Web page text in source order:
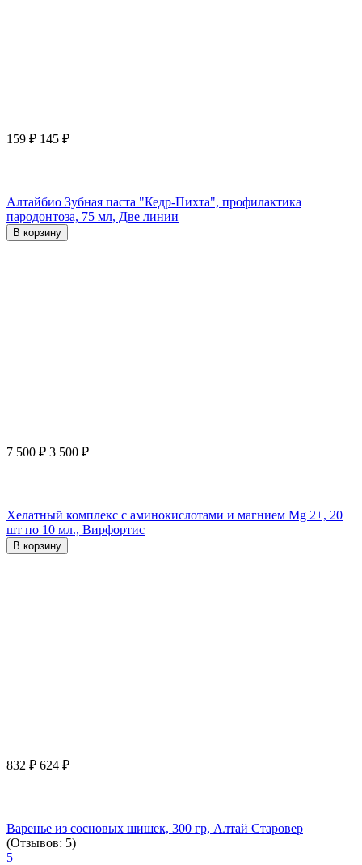
159 ₽ 145 ₽
Алтайбио Зубная паста "Кедр-Пихта", профилактика
пародонтоза, 75 мл, Две линии
В корзину
7 500 ₽ 3 500 ₽
Хелатный комплекс с аминокислотами и магнием Mg 2+, 20
шт по 10 мл., Вирфортис
В корзину
832 ₽ 624 ₽
Варенье из сосновых шишек, 300 гр, Алтай Старовер
(Отзывов: 5)
5